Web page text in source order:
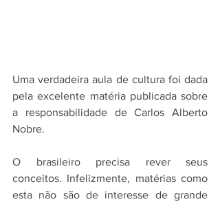
Uma verdadeira aula de cultura foi dada
pela excelente matéria publicada sobre
a responsabilidade de Carlos Alberto
Nobre.
O brasileiro precisa rever seus
conceitos. Infelizmente, matérias como
esta não são de interesse de grande